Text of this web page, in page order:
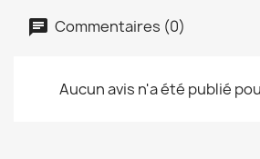
Commentaires (0)
Aucun avis n'a été publié